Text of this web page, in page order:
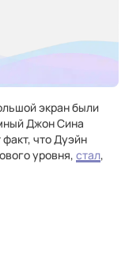
экран были
Джон Сина
что Дуэйн
уровня, стал,